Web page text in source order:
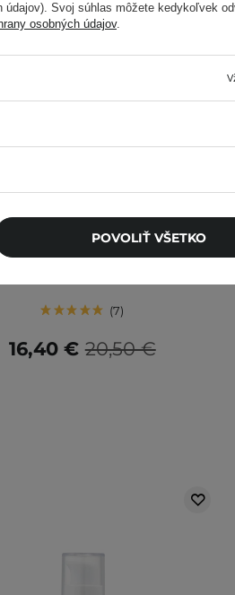
- SEOUL 1988 Essence :
97% + Rice - Upokojujúca
so slimačím slizom a ryžou -
7
20,50 €
16,40 €
Svoj súhlas môžete kedykoľvek
osobných údajov.
POVOLIŤ VŠETKO